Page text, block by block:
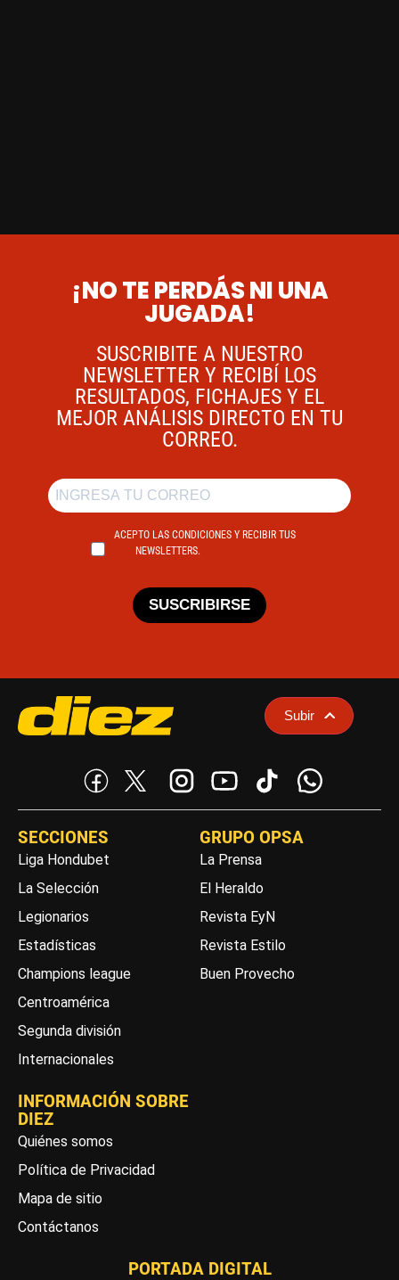
¡NO TE PERDÁS NI UNA
JUGADA!
SUSCRIBITE A NUESTRO
NEWSLETTER Y RECIBÍ LOS
RESULTADOS, FICHAJES Y EL
MEJOR ANÁLISIS DIRECTO EN TU
CORREO.
ACEPTO LAS CONDICIONES Y RECIBIR TUS
NEWSLETTERS.
SUSCRIBIRSE
Subir
SECCIONES
Liga Hondubet
La Selección
Legionarios
Estadísticas
Champions league
Centroamérica
Segunda división
Internacionales
GRUPO OPSA
La Prensa
El Heraldo
Revista EyN
Revista Estilo
Buen Provecho
INFORMACIÓN SOBRE
DIEZ
Quiénes somos
Política de Privacidad
Mapa de sitio
Contáctanos
PORTADA DIGITAL